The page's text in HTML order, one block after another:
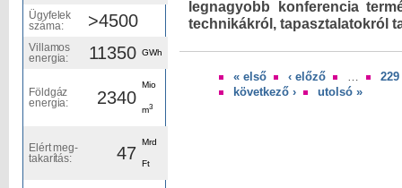
Ügyfelek
száma:
>4500
Villamos
energia:
11350 GWh
Földgáz
energia:
2340
Mio
m3
Elért meg-
takarítás:
47
Mrd
Ft
legnagyobb konferencia
technikákról, tapasztalatokról
Oldalak « első ‹ előző …
229
következő ›
utolsó »